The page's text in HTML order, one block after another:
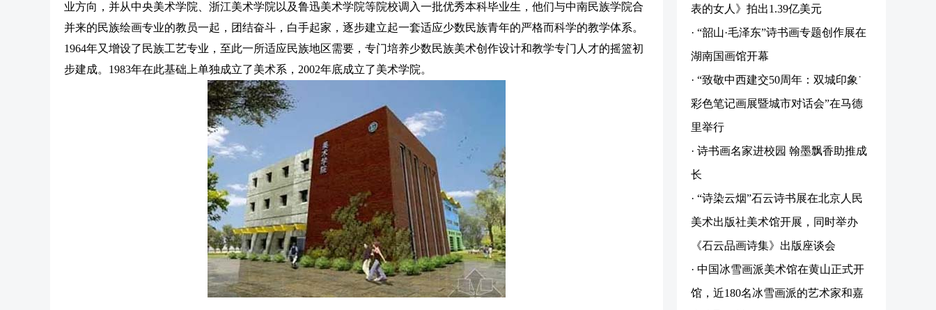
业方向，并从中央美术学院、浙江美术学院以及鲁迅美术学院等院校调入一批优秀本科毕业生，他们与中南民族学院合
并来的民族绘画专业的教员一起，团结奋斗，白手起家，逐步建立起一套适应少数民族青年的严格而科学的教学体系。
1964年又增设了民族工艺专业，至此一所适应民族地区需要，专门培养少数民族美术创作设计和教学专门人才的摇篮初
步建成。1983年在此基础上单独成立了美术系，2002年底成立了美术学院。
表的女人》拍出1.39亿美元
· “韶山·毛泽东”诗书画专题创作展在
湖南国画馆开幕
· “致敬中西建交50周年：双城印象˙
彩色笔记画展暨城市对话会”在马德
里举行
· 诗书画名家进校园 翰墨飘香助推成
长
· “诗染云烟”石云诗书展在北京人民
美术出版社美术馆开展，同时举办
《石云品画诗集》出版座谈会
· 中国冰雪画派美术馆在黄山正式开
馆，近180名冰雪画派的艺术家和嘉